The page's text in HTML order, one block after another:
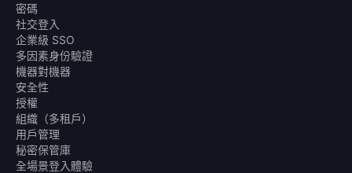
密碼
社交登入
企業級 SSO
多因素身份驗證
機器對機器
安全性
授權
組織（多租戶）
用戶管理
秘密保管庫
全場景登入體驗